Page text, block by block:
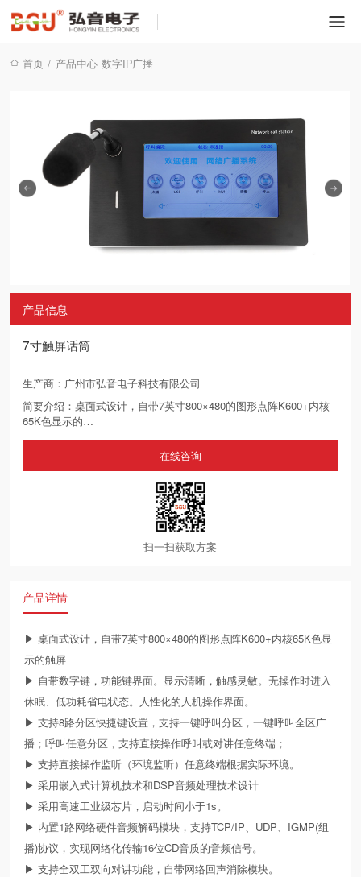
首页 / 产品中心 数字IP广播
产品信息
7寸触屏话筒
生产商：广州市弘音电子科技有限公司
简要介绍：桌面式设计，自带7英寸800×480的图形点阵K600+内核
65K色显示的…
在线咨询
扫一扫获取方案
产品详情
▶ 桌面式设计，自带7英寸800×480的图形点阵K600+内核65K色显
示的触屏
▶ 自带数字键，功能键界面。显示清晰，触感灵敏。无操作时进入
休眠、低功耗省电状态。人性化的人机操作界面。
▶ 支持8路分区快捷键设置，支持一键呼叫分区，一键呼叫全区广
播；呼叫任意分区，支持直接操作呼叫或对讲任意终端；
▶ 支持直接操作监听（环境监听）任意终端根据实际环境。
▶ 采用嵌入式计算机技术和DSP音频处理技术设计
▶ 采用高速工业级芯片，启动时间小于1s。
▶ 内置1路网络硬件音频解码模块，支持TCP/IP、UDP、IGMP(组
播)协议，实现网络化传输16位CD音质的音频信号。
▶ 支持全双工双向对讲功能，自带网络回声消除模块。